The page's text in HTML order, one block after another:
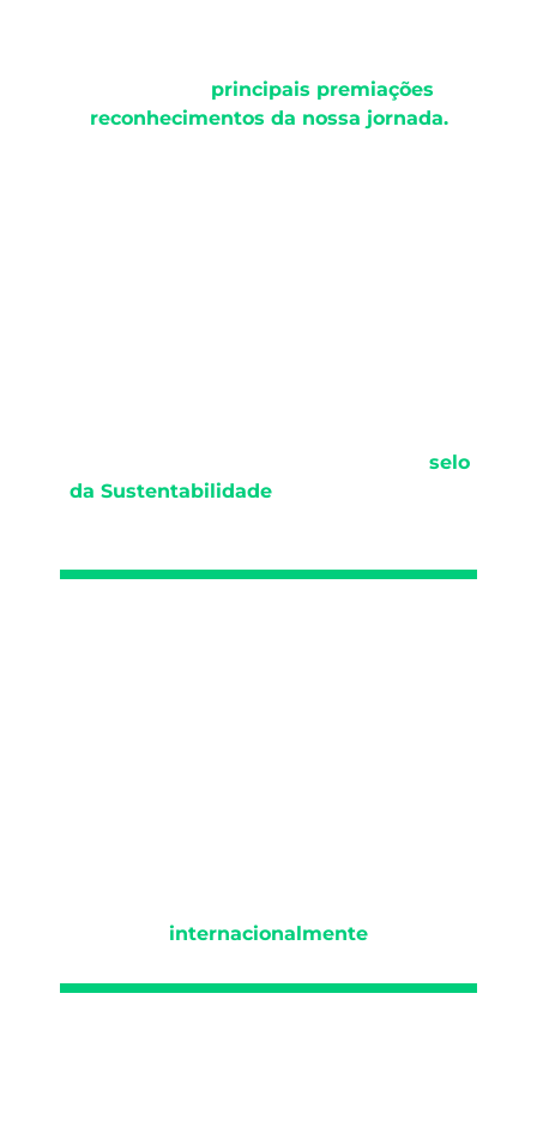
principais premiações
reconhecimentos da nossa jornada.
selo
da Sustentabilidade
internacionalmente